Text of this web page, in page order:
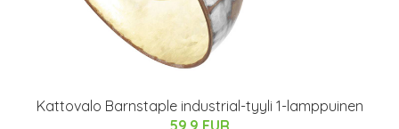
Kattovalo Barnstaple industrial-tyyli 1-lamppuinen
59.9 EUR